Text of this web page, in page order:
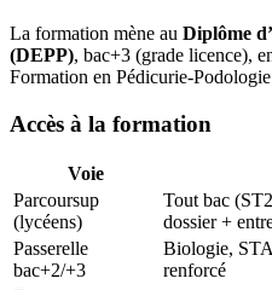
La formation mène au Diplôme
(DEPP), bac+3 (grade licence),
Formation en Pédicurie-
Accès à la formation
Voie
Parcoursup
(lycéens)
Tout bac
dossier +
Passerelle
bac+2/+3
Biologie,
renforcé